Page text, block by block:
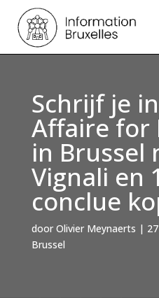
Schrijf je
Affaire for
in Brussel
Vignali en
conclue
door Olivier Meynaerts |
Brussel